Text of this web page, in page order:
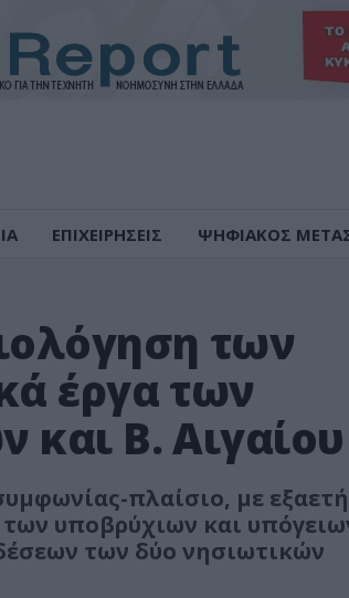
ΕΠΙΧΕΙΡΗΣΕΙΣ ΨΗΦΙΑΚΟΣ
των
έργα των
Β. Αιγαίου
πλαίσιο, με εξαετή
υποβρύχιων και
των δύο νησιωτικών